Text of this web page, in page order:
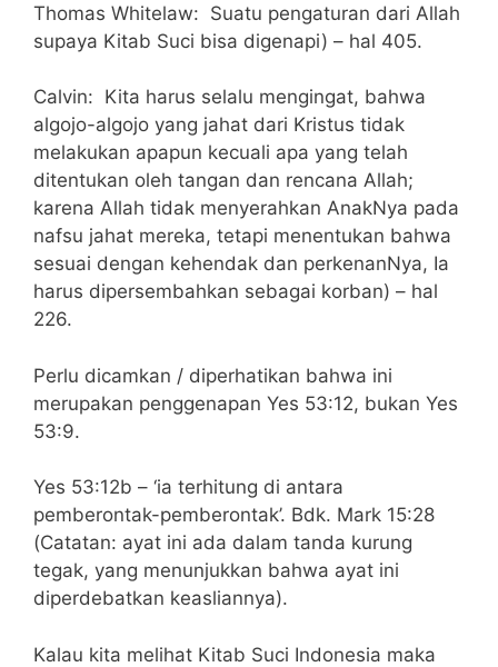
Thomas Whitelaw: Suatu pengaturan dari Allah
supaya Kitab Suci bisa digenapi) – hal 405.
Calvin: Kita harus selalu mengingat, bahwa
algojo-algojo yang jahat dari Kristus tidak
melakukan apapun kecuali apa yang telah
ditentukan oleh tangan dan rencana Allah;
karena Allah tidak menyerahkan AnakNya pada
nafsu jahat mereka, tetapi menentukan bahwa
sesuai dengan kehendak dan perkenanNya, Ia
harus dipersembahkan sebagai korban) – hal
226.
Perlu dicamkan / diperhatikan bahwa ini
merupakan penggenapan Yes 53:12, bukan Yes
53:9.
Yes 53:12b – ‘ia terhitung di antara
pemberontak-pemberontak’. Bdk. Mark 15:28
(Catatan: ayat ini ada dalam tanda kurung
tegak, yang menunjukkan bahwa ayat ini
diperdebatkan keasliannya).
Kalau kita melihat Kitab Suci Indonesia maka